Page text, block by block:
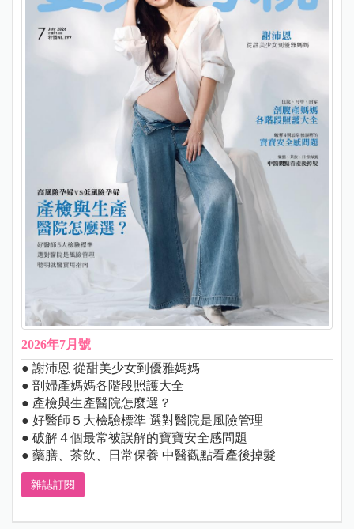
2026年7月號
● 謝沛恩 從甜美少女到優雅媽媽
● 剖婦產媽媽各階段照護大全
● 產檢與生產醫院怎麼選？
● 好醫師５大檢驗標準 選對醫院是風險管理
● 破解４個最常被誤解的寶寶安全感問題
● 藥膳、茶飲、日常保養 中醫觀點看產後掉髮
雜誌訂閱